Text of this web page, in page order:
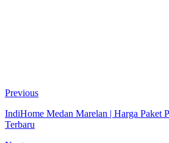
Previous
IndiHome Medan Marelan | Harga Paket
Terbaru